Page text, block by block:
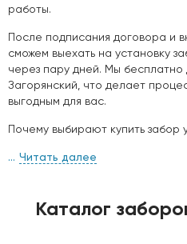
работы.
После подписания договора и
сможем выехать на установку
через пару дней. Мы бесплатно
Загорянский, что делает
выгодным для вас.
Почему выбирают купить забор
Читать далее
Каталог